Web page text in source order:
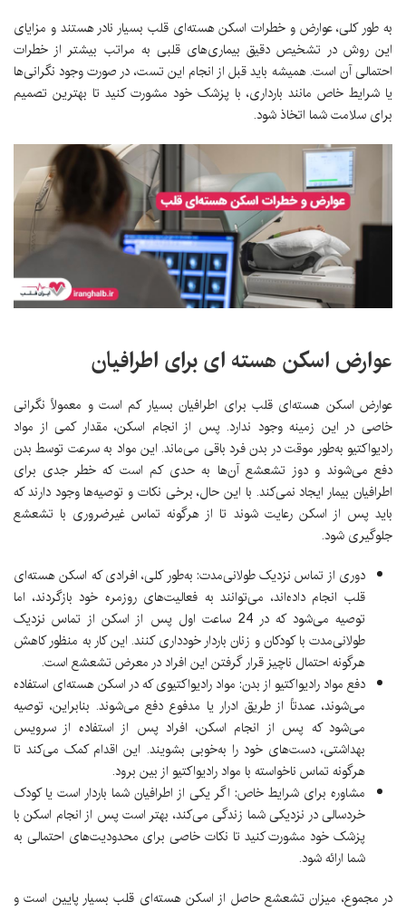
به طور کلی، عوارض و خطرات اسکن هسته‌ای قلب بسیار نادر هستند و مزایای
این روش در تشخیص دقیق بیماری‌های قلبی به مراتب بیشتر از خطرات
احتمالی آن است. همیشه باید قبل از انجام این تست، در صورت وجود نگرانی‌ها
یا شرایط خاص مانند بارداری، با پزشک خود مشورت کنید تا بهترین تصمیم
برای سلامت شما اتخاذ شود.
عوارض اسکن هسته ای برای اطرافیان
عوارض اسکن هسته‌ای قلب برای اطرافیان بسیار کم است و معمولاً نگرانی
خاصی در این زمینه وجود ندارد. پس از انجام اسکن، مقدار کمی از مواد
رادیواکتیو به‌طور موقت در بدن فرد باقی می‌ماند. این مواد به سرعت توسط بدن
دفع می‌شوند و دوز تشعشع آن‌ها به حدی کم است که خطر جدی برای
اطرافیان بیمار ایجاد نمی‌کند. با این حال، برخی نکات و توصیه‌ها وجود دارند که
باید پس از اسکن رعایت شوند تا از هرگونه تماس غیرضروری با تشعشع
جلوگیری شود.
دوری از تماس نزدیک طولانی‌مدت: به‌طور کلی، افرادی که اسکن هسته‌ای
قلب انجام داده‌اند، می‌توانند به فعالیت‌های روزمره خود بازگردند، اما
توصیه می‌شود که در 24 ساعت اول پس از اسکن از تماس نزدیک
طولانی‌مدت با کودکان و زنان باردار خودداری کنند. این کار به منظور کاهش
هرگونه احتمال ناچیز قرار گرفتن این افراد در معرض تشعشع است.
دفع مواد رادیواکتیو از بدن: مواد رادیواکتیوی که در اسکن هسته‌ای استفاده
می‌شوند، عمدتاً از طریق ادرار یا مدفوع دفع می‌شوند. بنابراین، توصیه
می‌شود که پس از انجام اسکن، افراد پس از استفاده از سرویس
بهداشتی، دست‌های خود را به‌خوبی بشویند. این اقدام کمک می‌کند تا
هرگونه تماس ناخواسته با مواد رادیواکتیو از بین برود.
مشاوره برای شرایط خاص: اگر یکی از اطرافیان شما باردار است یا کودک
خردسالی در نزدیکی شما زندگی می‌کند، بهتر است پس از انجام اسکن با
پزشک خود مشورت کنید تا نکات خاصی برای محدودیت‌های احتمالی به
شما ارائه شود.
در مجموع، میزان تشعشع حاصل از اسکن هسته‌ای قلب بسیار پایین است و